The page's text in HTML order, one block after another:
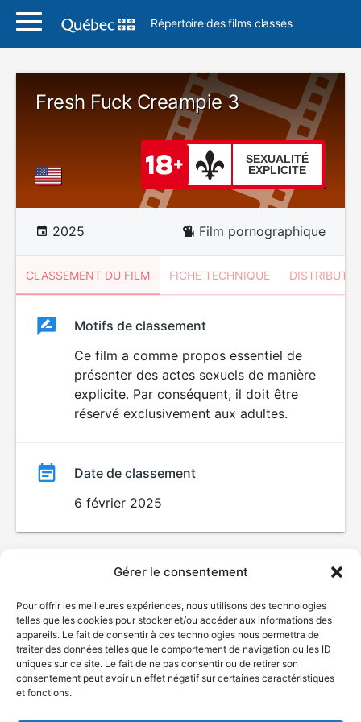
Gérer le consentement
Pour offrir les meilleures expériences, nous utilisons des technologies
telles que les cookies pour stocker et/ou accéder aux informations des
appareils. Le fait de consentir à ces technologies nous permettra de
traiter des données telles que le comportement de navigation ou les ID
uniques sur ce site. Le fait de ne pas consentir ou de retirer son
consentement peut avoir un effet négatif sur certaines caractéristiques
et fonctions.
Répertoire des films classés
Fresh Fuck Creampie 3
SEXUALITÉ
EXPLICITE
2025 Film pornographique
CLASSEMENT DU FILM FICHE TECHNIQUE
ClassementClassement
SEXUALITÉ
EXPLICITE
Motifs de classement
Ce film a comme propos essentiel de
présenter des actes sexuels de manière
explicite. Par conséquent, il doit être
réservé exclusivement aux adultes.
Date de classement
6 février 2025